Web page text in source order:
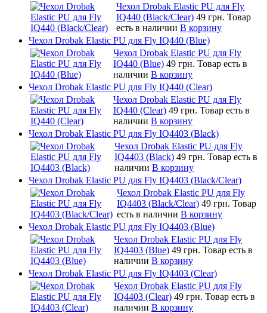
Чехол Drobak Elastic PU для Fly
IQ440 (Black/Clear) 49 грн. Товар
есть в наличии В корзину
Чехол Drobak Elastic PU для Fly IQ440 (Blue)
Чехол Drobak Elastic PU для Fly
IQ440 (Blue) 49 грн. Товар есть в
наличии В корзину
Чехол Drobak Elastic PU для Fly IQ440 (Clear)
Чехол Drobak Elastic PU для Fly
IQ440 (Clear) 49 грн. Товар есть в
наличии В корзину
Чехол Drobak Elastic PU для Fly IQ4403 (Black)
Чехол Drobak Elastic PU для Fly
IQ4403 (Black) 49 грн. Товар есть в
наличии В корзину
Чехол Drobak Elastic PU для Fly IQ4403 (Black/Clear)
Чехол Drobak Elastic PU для Fly
IQ4403 (Black/Clear) 49 грн. Товар
есть в наличии В корзину
Чехол Drobak Elastic PU для Fly IQ4403 (Blue)
Чехол Drobak Elastic PU для Fly
IQ4403 (Blue) 49 грн. Товар есть в
наличии В корзину
Чехол Drobak Elastic PU для Fly IQ4403 (Clear)
Чехол Drobak Elastic PU для Fly
IQ4403 (Clear) 49 грн. Товар есть в
наличии В корзину